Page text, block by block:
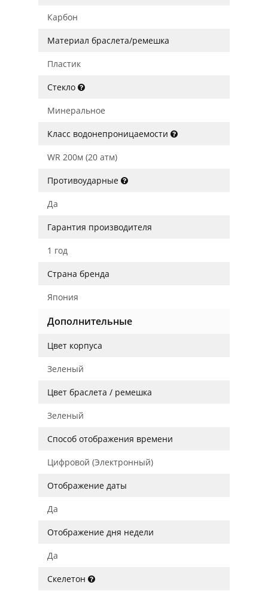
Карбон
Материал браслета/ремешка
Пластик
Стекло
Минеральное
Класс водонепроницаемости
WR 200м (20 атм)
Противоударные
Да
Гарантия производителя
1 год
Страна бренда
Япония
Дополнительные
Цвет корпуса
Зеленый
Цвет браслета / ремешка
Зеленый
Способ отображения времени
Цифровой (Электронный)
Отображение даты
Да
Отображение дня недели
Да
Скелетон